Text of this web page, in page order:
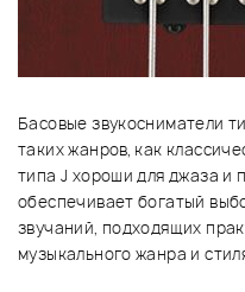
Басовые звукосниматели
таких жанров, как
типа J хороши для джаза и
обеспечивает богатый
звучаний, подходящих
музыкального жанра и